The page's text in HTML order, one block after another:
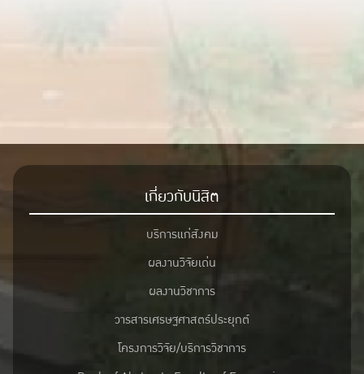
เกี่ยวกับนิสิต
บริการแก่สังคม
ผลงานวิจัยเด่น
ผลงานวิชาการ
วารสารเศรษฐศาสตร์ประยุกต์
โครงการวิจัย/บริการวิชาการ